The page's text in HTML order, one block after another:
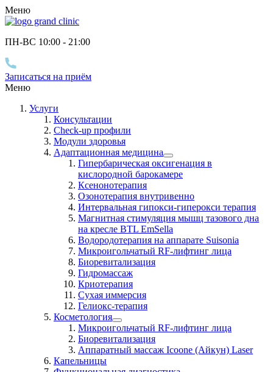
Меню
ПН-ВС 10:00 - 21 :00
Записаться на приём
Меню
Услуги
Консультации
Check-up профили
Модули здоровья
Адаптационная медицина
Гипербарическая оксигенация в
кислородной барокамере
Ксенонотерапия
Озонотерапия внутривенно
Интервальная гипокси-гиперокси терапия
Магнитная стимуляция мышц тазового дна
на кресле BTL EmSella
Водородотерапия на аппарате Suisonia
Микроигольчатый RF-лифтинг лица
Биоревитализация
Гидромассаж
Криотерапия
Сухая иммерсия
Гелиокс-терапия
Косметология
Микроигольчатый RF-лифтинг лица
Биоревитализация
Аппаратный массаж Icoone (Айкун) Laser
Капельницы